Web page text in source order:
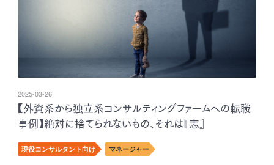
2025-03-26
【外資系から独立系コンサルティングファームへの転職
事例】絶対に捨てられないもの、それは『志』
現役コンサルタント向け マネージャー